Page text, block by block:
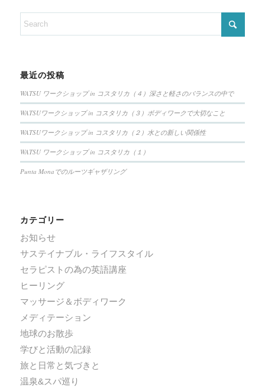
最近の投稿
WATSU ワークショップ in コスタリカ（４）深さと軽さのバランスの中で
WATSUワークショップ in コスタリカ（３）ボディワークで大切なこと
WATSUワークショップ in コスタリカ（２）水との新しい関係性
WATSU ワークショップ in コスタリカ（１）
Punta Monaでのルーツギャザリング
カテゴリー
お知らせ
サステイナブル・ライフスタイル
セラピストの為の英語講座
ヒーリング
マッサージ＆ボディワーク
メディテーション
地球のお散歩
学びと活動の記録
旅と日常と気づきと
温泉&スパ巡り